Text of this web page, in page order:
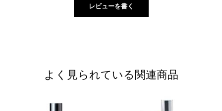
よく見られている関連商品